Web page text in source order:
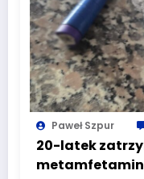
Paweł Szpur
20-latek